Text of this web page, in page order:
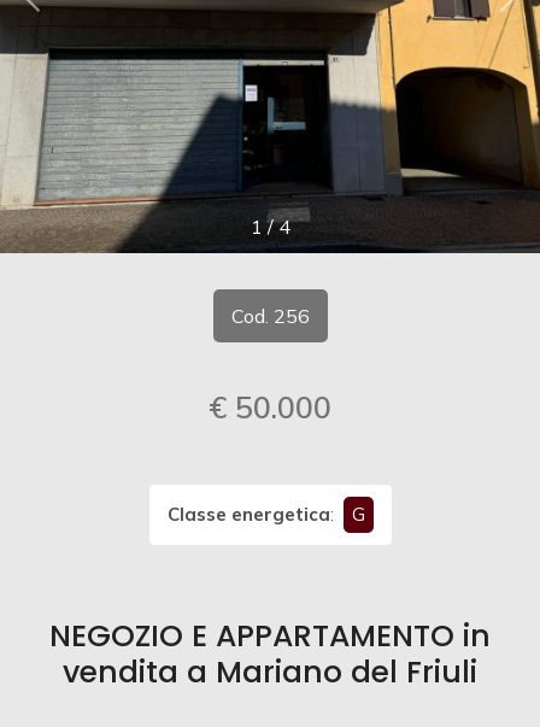
1 / 4
Cod. 256
€ 50.000
Classe energetica: G
NEGOZIO E APPARTAMENTO in
vendita a Mariano del Friuli
SERVIZI
CONTATTI
Scegli
dove
cercare
Provincia
Comune
Residenziali